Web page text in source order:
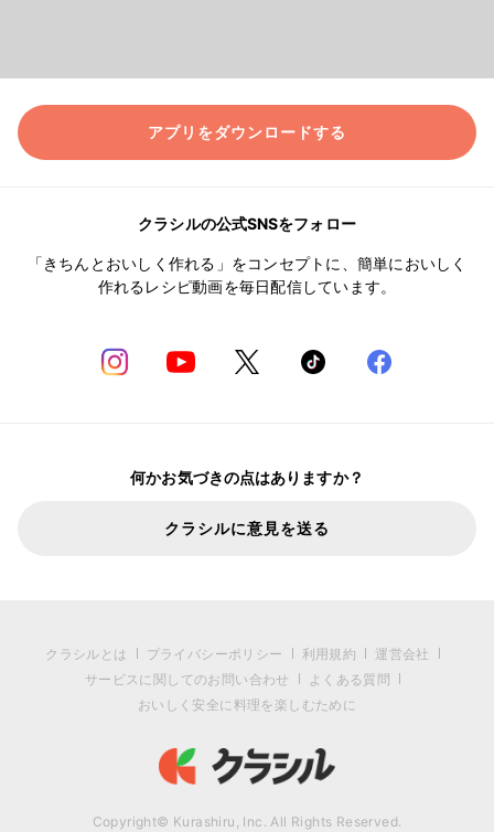
アプリをダウンロードする
クラシルの公式SNSをフォロー
「きちんとおいしく作れる」をコンセプトに、簡単においしく
作れるレシピ動画を毎日配信しています。
何かお気づきの点はありますか？
クラシルに意見を送る
クラシルとは プライバシーポリシー 利用規約
運営会社
サービスに関してのお問い合わせ
よくある質問
おいしく安全に料理を楽しむために
Copyright© Kurashiru, Inc. All Rights Reserved.